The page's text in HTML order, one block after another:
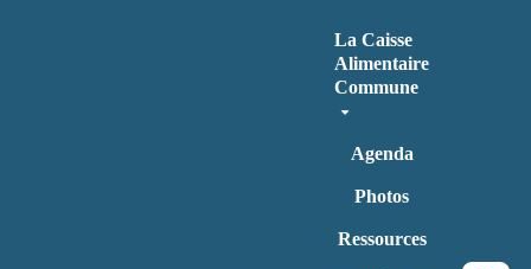
La Caisse
Alimentaire
Commune
Agenda
Photos
Ressources